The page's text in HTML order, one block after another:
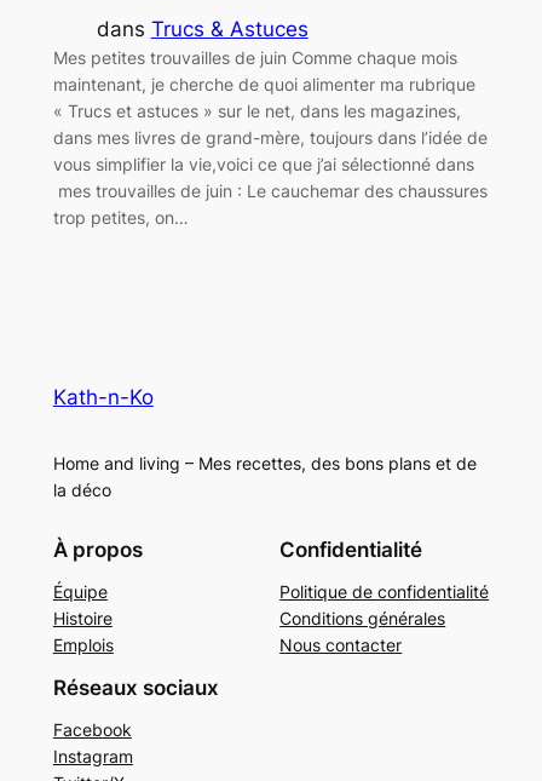
dans Trucs & Astuces
Mes petites trouvailles de juin Comme chaque mois
maintenant, je cherche de quoi alimenter ma rubrique
« Trucs et astuces » sur le net, dans les magazines,
dans mes livres de grand-mère, toujours dans l’idée de
vous simplifier la vie,voici ce que j’ai sélectionné dans
mes trouvailles de juin : Le cauchemar des chaussures
trop petites, on…
Kath-n-Ko
Home and living – Mes recettes, des bons plans et de
la déco
À propos
Équipe
Histoire
Emplois
Confidentialité
Politique de confidentialité
Conditions générales
Nous contacter
Réseaux sociaux
Facebook
Instagram